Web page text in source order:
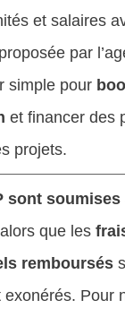
et salaires
proposée par
simple pour
et financer des
projets.
sont
que les
remboursés
Pour